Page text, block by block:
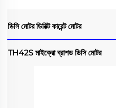
ডিসি মোটরডিরিক্ট কারেন্ট মোটর
TH42S মাইক্রো ব্রাশড ডিসি মোটর